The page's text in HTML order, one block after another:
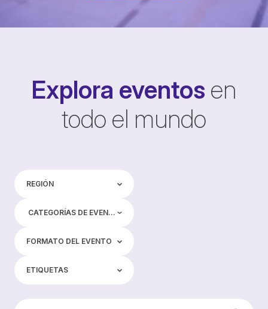
Explora eventos en
todo el mundo
REGIÓN
CATEGORÍAS DE EVENTOS
FORMATO DEL EVENTO
ETIQUETAS